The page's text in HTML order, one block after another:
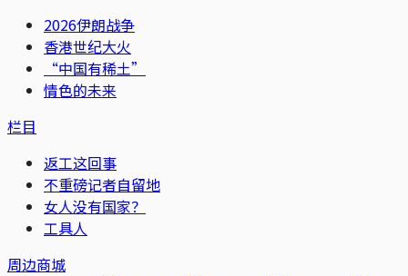
2026伊朗战争
香港世纪大火
“中国有稀土”
情色的未来
栏目
返工这回事
不重磅记者自留地
女人没有国家？
工具人
周边商城